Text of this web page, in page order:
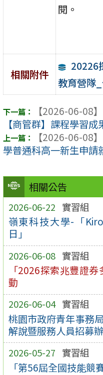
相關公告
2026-06-22 實習組
嶺東科技大學-「
日」
2026-06-08 實習組
「2026探索兆豐證
動
2026-06-04 實習組
桃園市政府青年事務
解說暨服務人員招募
2026-05-27 實習組
「第56屆全國技能競賽
閱。
相關附件
20226
教育營隊
【2026-06-08】
【商管群】課程學習成
【2026-06-08】
學普通科高一新生申請